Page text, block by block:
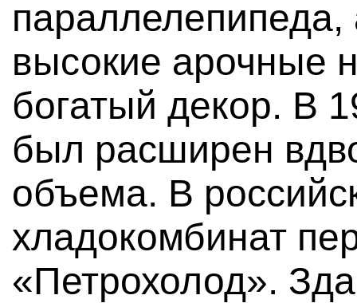
высокие арочные
богатый декор. В
был расширен
объема. В
хладокомбинат
«Петрохолод».